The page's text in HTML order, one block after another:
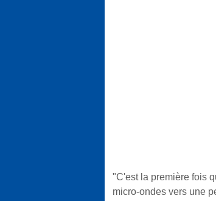
"C'est la première fois
micro-ondes vers une